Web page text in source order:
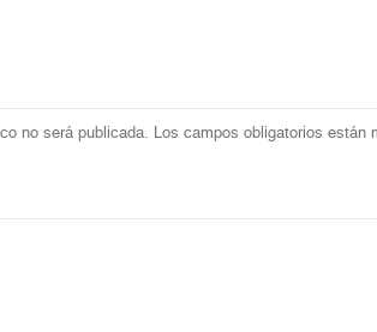
no será publicada. Los campos obligatorios están